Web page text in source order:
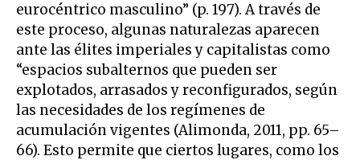
eurocéntrico masculino” (p. 197). A través de
este proceso, algunas naturalezas aparecen
ante las élites imperiales y capitalistas como
“espacios subalternos que pueden ser
explotados, arrasados y reconfigurados, según
las necesidades de los regímenes de
acumulación vigentes (Alimonda, 2011, pp. 65–
66). Esto permite que ciertos lugares, como los